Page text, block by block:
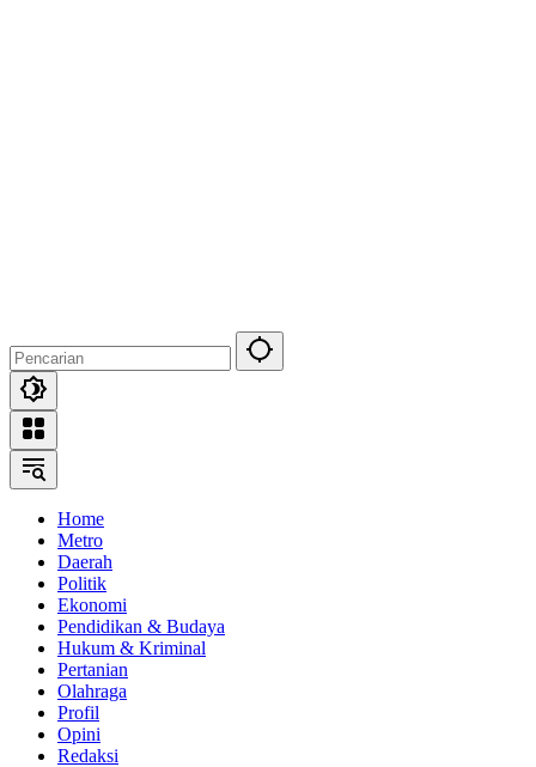
Home
Metro
Daerah
Politik
Ekonomi
Pendidikan & Budaya
Hukum & Kriminal
Pertanian
Olahraga
Profil
Opini
Redaksi